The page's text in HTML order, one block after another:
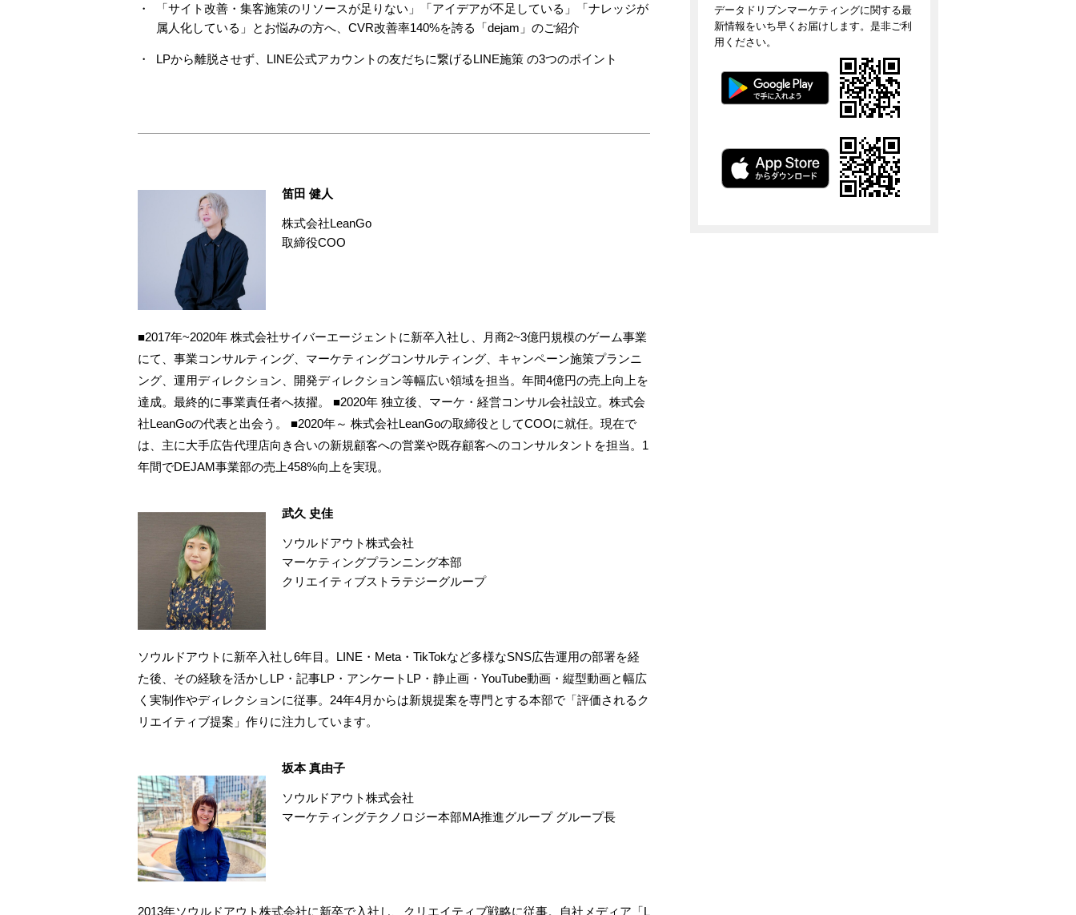
「サイト改善・集客施策のリソースが足りない」「アイデアが不足している」「ナレッジが
属人化している」とお悩みの方へ、CVR改善率140%を誇る「dejam」のご紹介
LPから離脱させず、LINE公式アカウントの友だちに繋げるLINE施策 の3つのポイント
笛田 健人
株式会社LeanGo
取締役COO
■2017年~2020年 株式会社サイバーエージェントに新卒入社し、月商2~3億円規模のゲーム事業
にて、事業コンサルティング、マーケティングコンサルティング、キャンペーン施策プランニ
ング、運用ディレクション、開発ディレクション等幅広い領域を担当。年間4億円の売上向上を
達成。最終的に事業責任者へ抜擢。 ■2020年 独立後、マーケ・経営コンサル会社設立。株式会
社LeanGoの代表と出会う。 ■2020年～ 株式会社LeanGoの取締役としてCOOに就任。現在で
は、主に大手広告代理店向き合いの新規顧客への営業や既存顧客へのコンサルタントを担当。1
年間でDEJAM事業部の売上458%向上を実現。
武久 史佳
ソウルドアウト株式会社
マーケティングプランニング本部
クリエイティブストラテジーグループ
ソウルドアウトに新卒入社し6年目。LINE・Meta・TikTokなど多様なSNS広告運用の部署を経
た後、その経験を活かしLP・記事LP・アンケートLP・静止画・YouTube動画・縦型動画と幅広
く実制作やディレクションに従事。24年4月からは新規提案を専門とする本部で「評価されるク
リエイティブ提案」作りに注力しています。
坂本 真由子
ソウルドアウト株式会社
マーケティングテクノロジー本部MA推進グループ グループ長
2013年ソウルドアウト株式会社に新卒で入社し、クリエイティブ戦略に従事。自社メディア「L
データドリブンマーケティングに関する最
新情報をいち早くお届けします。是非ご利
用ください。